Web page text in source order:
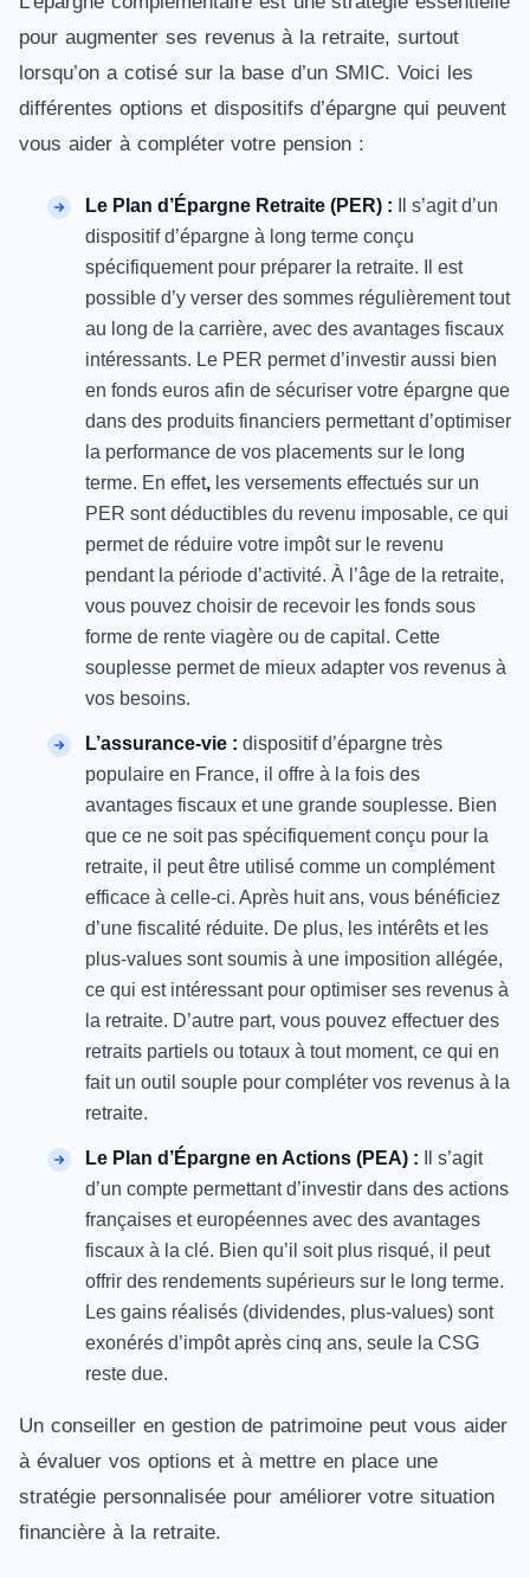
pour augmenter ses revenus à la retraite, surtout
lorsqu’on a cotisé sur la base d’un SMIC. Voici les
différentes options et dispositifs d’épargne qui peuvent
vous aider à compléter votre pension :
Le Plan d’Épargne Retraite (PER) : Il s’agit d’un
dispositif d’épargne à long terme conçu
spécifiquement pour préparer la retraite. Il est
possible d’y verser des sommes régulièrement tout
au long de la carrière, avec des avantages fiscaux
intéressants. Le PER permet d’investir aussi bien
en fonds euros afin de sécuriser votre épargne que
dans des produits financiers permettant d’optimiser
la performance de vos placements sur le long
terme. En effet, les versements effectués sur un
PER sont déductibles du revenu imposable, ce qui
permet de réduire votre impôt sur le revenu
pendant la période d’activité. À l’âge de la retraite,
vous pouvez choisir de recevoir les fonds sous
forme de rente viagère ou de capital. Cette
souplesse permet de mieux adapter vos revenus à
vos besoins.
L’assurance-vie : dispositif d’épargne très
populaire en France, il offre à la fois des
avantages fiscaux et une grande souplesse. Bien
que ce ne soit pas spécifiquement conçu pour la
retraite, il peut être utilisé comme un complément
efficace à celle-ci. Après huit ans, vous bénéficiez
d’une fiscalité réduite. De plus, les intérêts et les
plus-values sont soumis à une imposition allégée,
ce qui est intéressant pour optimiser ses revenus à
la retraite. D’autre part, vous pouvez effectuer des
retraits partiels ou totaux à tout moment, ce qui en
fait un outil souple pour compléter vos revenus à la
retraite.
Le Plan d’Épargne en Actions (PEA) :
Il s’agit
d’un compte permettant d’investir dans des actions
françaises et européennes avec des avantages
fiscaux à la clé. Bien qu’il soit plus risqué, il peut
offrir des rendements supérieurs sur le long terme.
Les gains réalisés (dividendes, plus-values) sont
exonérés d’impôt après cinq ans, seule la CSG
reste due.
Un conseiller en gestion de patrimoine peut vous aider
à évaluer vos options et à mettre en place une
stratégie personnalisée pour améliorer votre situation
financière à la retraite.